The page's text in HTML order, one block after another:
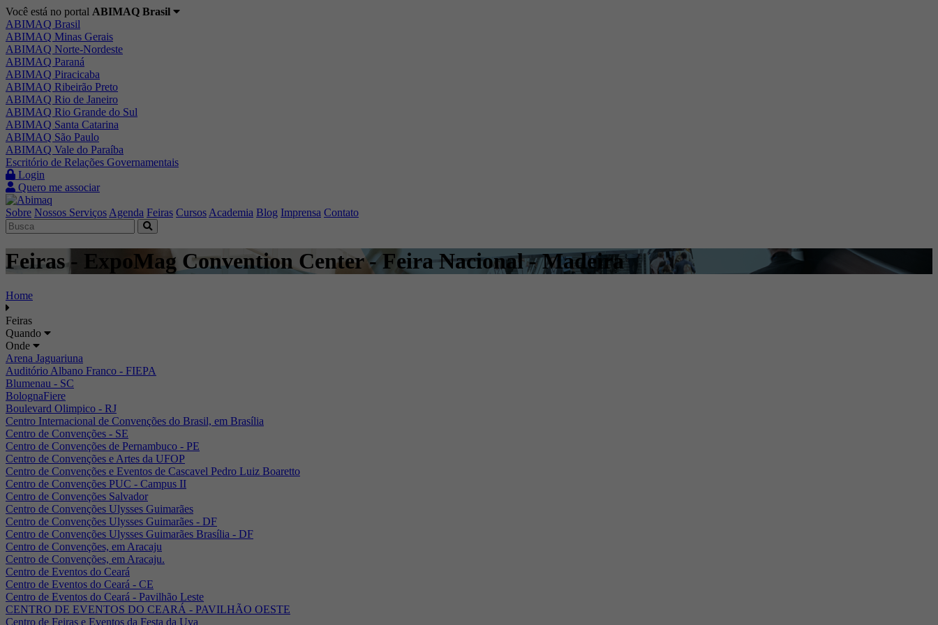
Você está no portal ABIMAQ Brasil
ABIMAQ Brasil
ABIMAQ Minas Gerais
ABIMAQ Norte-Nordeste
ABIMAQ Paraná
ABIMAQ Piracicaba
ABIMAQ Ribeirão Preto
ABIMAQ Rio de Janeiro
ABIMAQ Rio Grande do Sul
ABIMAQ Santa Catarina
ABIMAQ São Paulo
ABIMAQ Vale do Paraíba
Escritório de Relações Governamentais
Login
Quero me associar
Sobre Nossos Serviços Agenda Feiras Cursos Academia Blog Imprensa Contato
Feiras - ExpoMag Convention Center - Feira Nacional - Madeira
Home
Feiras
Quando
Onde
Arena Jaguariuna
Auditório Albano Franco - FIEPA
Blumenau - SC
BolognaFiere
Boulevard Olimpico - RJ
Centro Internacional de Convenções do Brasil, em Brasília
Centro de Convenções - SE
Centro de Convenções de Pernambuco - PE
Centro de Convenções e Artes da UFOP
Centro de Convenções e Eventos de Cascavel Pedro Luiz Boaretto
Centro de Convenções PUC - Campus II
Centro de Convenções Salvador
Centro de Convenções Ulysses Guimarães
Centro de Convenções Ulysses Guimarães - DF
Centro de Convenções Ulysses Guimarães Brasília - DF
Centro de Convenções, em Aracaju
Centro de Convenções, em Aracaju.
Centro de Eventos do Ceará
Centro de Eventos do Ceará - CE
Centro de Eventos do Ceará - Pavilhão Leste
CENTRO DE EVENTOS DO CEARÁ - PAVILHÃO OESTE
Centro de Feiras e Eventos da Festa da Uva